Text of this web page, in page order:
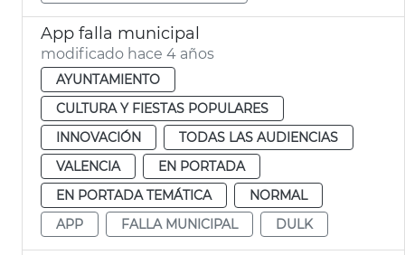
App falla municipal
modificado hace 4 años
AYUNTAMIENTO
CULTURA Y FIESTAS POPULARES
INNOVACIÓN
TODAS LAS AUDIENCIAS
VALENCIA
EN PORTADA
EN PORTADA TEMÁTICA
NORMAL
APP
FALLA MUNICIPAL DULK